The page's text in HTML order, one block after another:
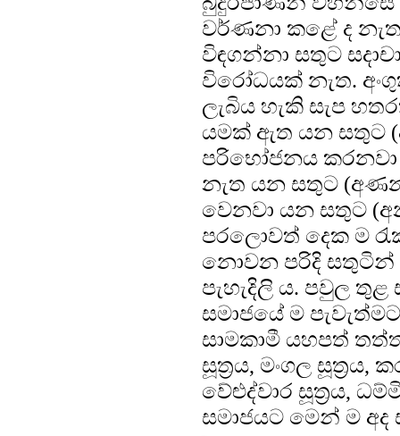
වර්ණනා කළේ ද
විඳගන්නා සතුට
විරෝධයක් නැත.
ලැබිය හැකි සැප
යමක් ඇත යන සතුට
පරිභෝජනය
නැත යන සතුට (අණන
වෙනවා යන සතුට
පරලොවත් දෙක ම
නොවන පරිදි සතුටින්
පැහැදිලි ය. පවුල
සමාජයේ ම
සාමකාමී යහපත්
සූත්‍රය, මංගල සූත්‍රය,
වේළුද්වාර සූත්‍රය,
සමාජයට මෙන් ම අද